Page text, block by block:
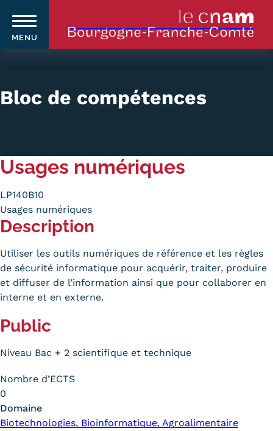
principal
MENU
principale
Le Cnam
Comté
Où sommes-nous ?
Carte lieux et centres Cnam en
Quoi de neuf au Cnam BFC?
Actualités
Bloc de compétences
Usages numériques
LP140B10
Usages numériques
Description
Utiliser les outils numériques de référence et les règles
de sécurité informatique pour acquérir, traiter, produire
et diffuser de l’information ainsi que pour collaborer en
interne et en externe.
Public
Niveau Bac + 2 scientifique et technique
Nombre d’ECTS
0
Domaine
Biotechnologies, Bioinformatique, Agroalimentaire